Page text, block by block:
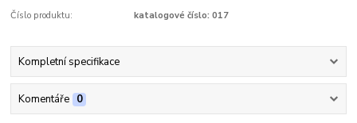
Číslo produktu: katalogové číslo: 017
Kompletní specifikace
Komentáře 0